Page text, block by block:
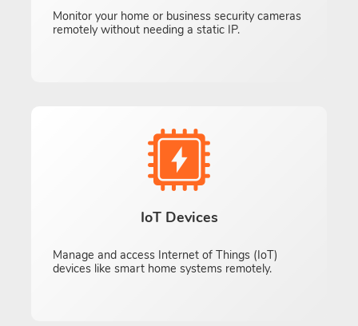
Monitor your home or business security cameras
remotely without needing a static IP.
IoT Devices
Manage and access Internet of Things (IoT)
devices like smart home systems remotely.